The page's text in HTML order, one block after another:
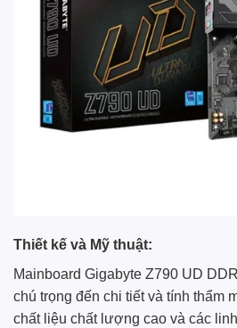
Thiết kế và Mỹ thuật:
Mainboard Gigabyte Z790 UD
chú trọng đến chi tiết và tính thẩm
chất liệu chất lượng cao và các